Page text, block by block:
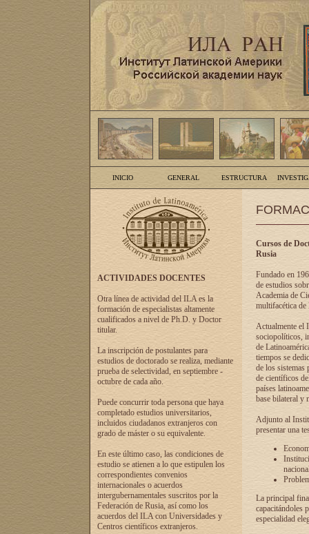
INICIO GENERAL ESTRUCTURA
ACTIVIDADES DOCENTES
Otra línea de actividad del ILA es la
formación de especialistas altamente
cualificados a nivel de Ph.D. y Doctor
titular.
La inscripción de postulantes para
estudios de doctorado se realiza, mediante
prueba de selectividad, en septiembre -
octubre de cada año.
Puede concurrir toda persona que haya
completado estudios universitarios,
incluidos ciudadanos extranjeros con
grado de máster o su equivalente.
En este último caso, las condiciones de
estudio se atienen a lo que estipulen los
correspondientes convenios
internacionales o acuerdos
intergubernamentales suscritos por la
Federación de Rusia, así como los
acuerdos del ILA con Universidades y
Centros científicos extranjeros.
Cursos de
Rusia
Fundado en
de estudios
Academia de
multifacética de
Actualmente el
sociopolíticos,
de
tiempos se
de los sistemas
de científicos
países
base bilateral y
Adjunto al
presentar una
La principal
capacitándoles
especialidad